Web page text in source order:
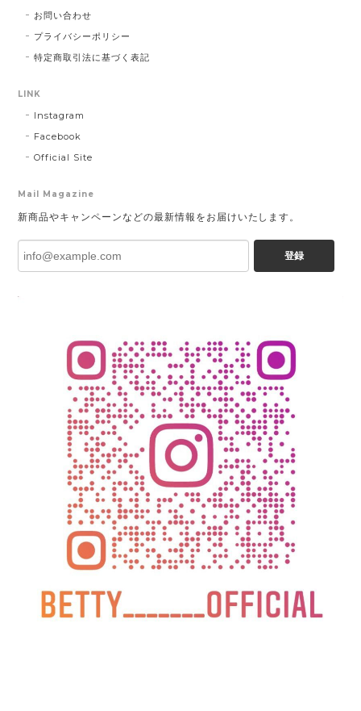
お問い合わせ
プライバシーポリシー
特定商取引法に基づく表記
LINK
Instagram
Facebook
Official Site
Mail Magazine
新商品やキャンペーンなどの最新情報をお届けいたします。
登録